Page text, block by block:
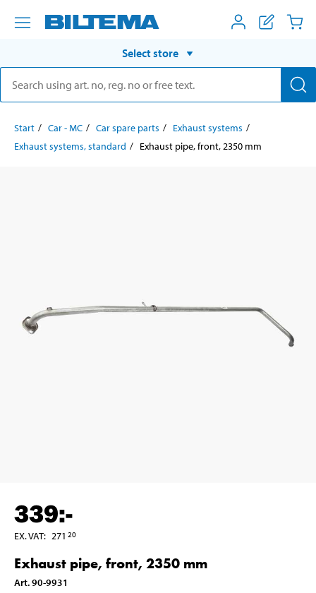
Select store
Start Car - MC Car spare parts
Exhaust systems
Exhaust systems, standard
Exhaust pipe, front, 2350 mm
339:-
EX. VAT: 271 20
Exhaust pipe, front, 2350 mm
Art.90-9931